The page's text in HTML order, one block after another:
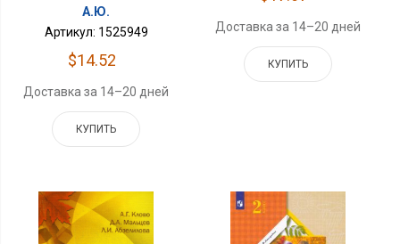
А.Ю.
Артикул: 1525949
$14.52
Доставка за 14–20 дней
КУПИТЬ
Доставка за 14–20 дней
КУПИТЬ